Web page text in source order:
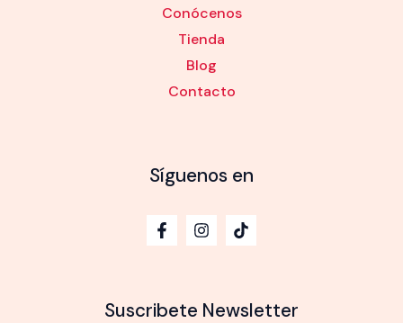
Conócenos
Tienda
Blog
Contacto
Síguenos en
Suscribete Newsletter